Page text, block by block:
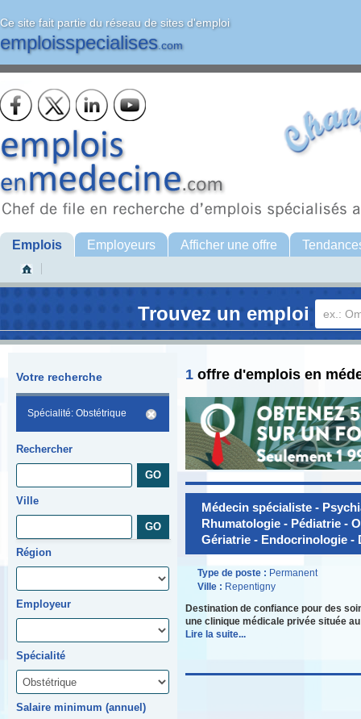
Ce site fait partie du réseau de sites d'emploi
emploisspecialises.com
Emplois Employeurs Afficher une offre
Trouvez un emploi
Votre recherche
Spécialité: Obstétrique
Rechercher
Ville
Région
Employeur
Spécialité
Salaire minimum (annuel)
1 offre d'emplois en
Médecin spécialiste -
Rhumatologie - Pédiatrie -
Gériatrie - Endocrinologie -
Type de poste : Permanent
Ville : Repentigny
Destination de confiance pour des
une clinique médicale privée située
Lire la suite...